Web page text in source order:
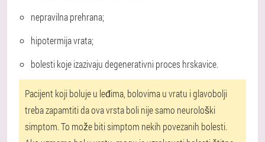
nepravilna prehrana;
hipotermija vrata;
bolesti koje izazivaju degenerativni proces hrskavice.
Pacijent koji boluje u leđima, bolovima u vratu i glavobolji
treba zapamtiti da ova vrsta boli nije samo neurološki
simptom. To može biti simptom nekih povezanih bolesti.